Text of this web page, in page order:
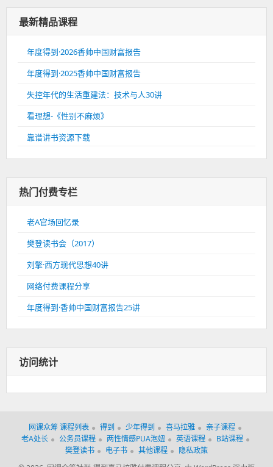
最新精品课程
年度得到·2026香帅中国财富报告
年度得到·2025香帅中国财富报告
失控年代的生活重建法：技术与人30讲
看理想-《性别不麻烦》
靠谱讲书资源下载
热门付费专栏
老A官场回忆录
樊登读书会（2017）
刘擎·西方现代思想40讲
网络付费课程分享
年度得到·香帅中国财富报告25讲
访问统计
网课众筹 课程列表 得到 少年得到 喜马拉雅
亲子课程
老A处长
公务员课程 两性情感PUA泡妞 英语课程
B站课程
樊登读书
电子书 其他课程
隐私政策